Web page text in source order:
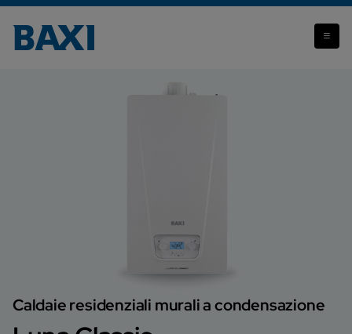
Luna Classic
Caldaie residenziali murali a condensazione